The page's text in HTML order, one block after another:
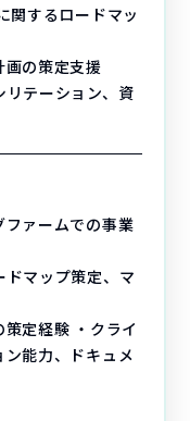
関するロードマッ
画の策定支援
リテーション、資
ファームでの事業
ドマップ策定、マ
定経験 ・クライ
能力、ドキュメ